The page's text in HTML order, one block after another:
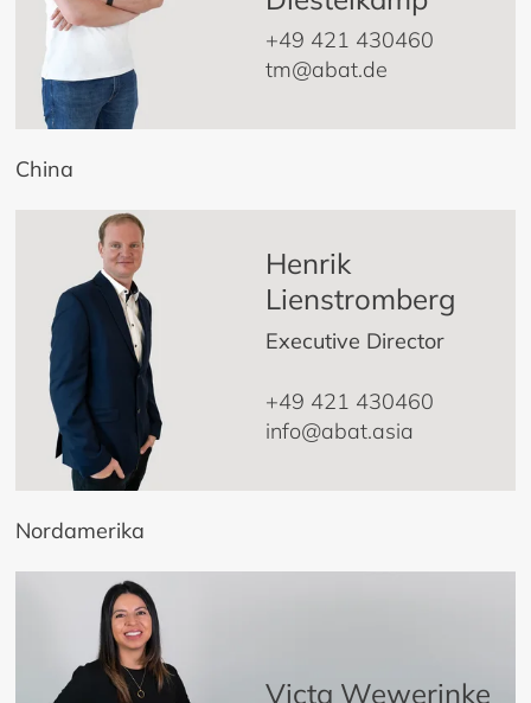
+49 421 430460
tm@abat.de
China
Henrik
Lienstromberg
Executive Director
+49 421 430460
info@abat.asia
Nordamerika
Victa Wewerinke